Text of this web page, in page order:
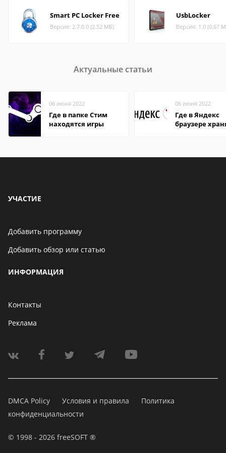
Smart PC Locker Free
Версия: 2.7.0.0 (2.52 МБ)
UsbLocker
Версия: 1.0 (0.67
Актуальные статьи
06 июня 2022
Где в папке Стим
находятся игры
06 июня 2022
Где в Яндекс
браузере
УЧАСТИЕ
Добавить программу
Добавить обзор или статью
ИНФОРМАЦИЯ
Контакты
Реклама
DMCA Policy Условия и правила
Политика
конфиденциальности
© 1998 - 2026 freeSOFT ®